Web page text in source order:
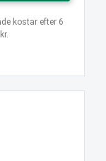
kostar efter 6